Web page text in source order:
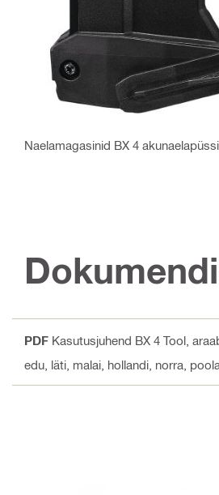
Naelamagasinid BX 4
PDF Kasutusjuhend BX 4 Tool ,
edu, läti, malai, hollandi, norra,